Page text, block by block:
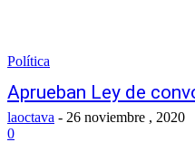
Política
Aprueban Ley de
laoctava - 26 noviembre , 2020
0